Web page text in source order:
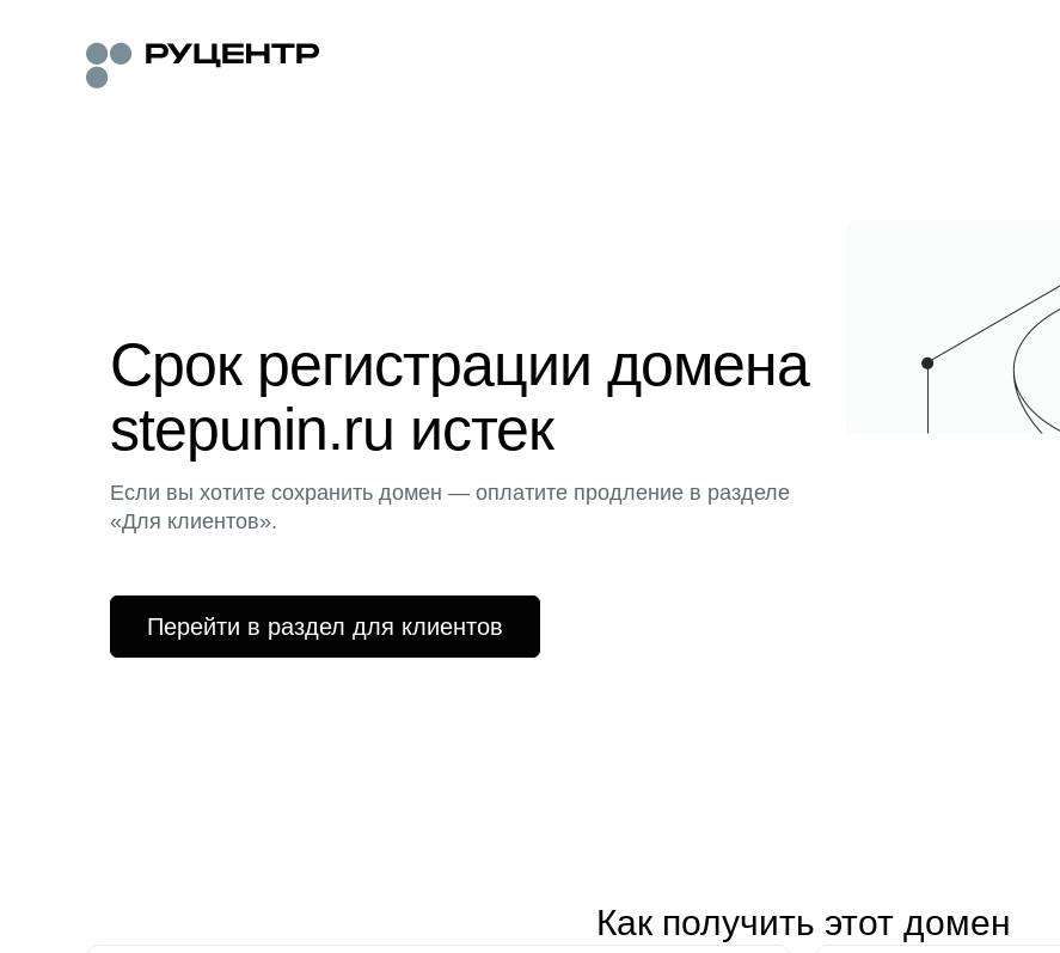
Срок регистрации домена
stepunin.ru истек
Если вы хотите сохранить домен — оплатите продление в разделе
«Для клиентов».
Перейти в раздел для клиентов
Как получить этот домен